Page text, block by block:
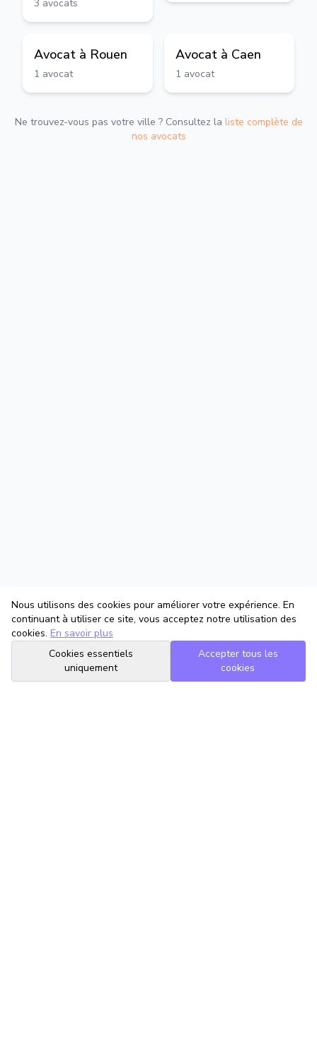
3 avocats
Avocat à Rouen
1 avocat
Avocat à Caen
1 avocat
Ne trouvez-vous pas votre ville ? Consultez la liste complète de
nos avocats
Nous utilisons des cookies pour améliorer votre expérience. En
continuant à utiliser ce site, vous acceptez notre utilisation des
cookies. En savoir plus
Cookies essentiels
uniquement
Accepter tous les
cookies